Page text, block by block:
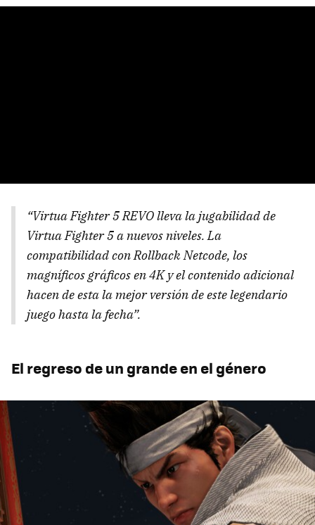
“Virtua Fighter 5 REVO lleva la jugabilidad de
Virtua Fighter 5 a nuevos niveles. La
compatibilidad con Rollback Netcode, los
magníficos gráficos en 4K y el contenido adicional
hacen de esta la mejor versión de este legendario
juego hasta la fecha”.
El regreso de un grande en el género